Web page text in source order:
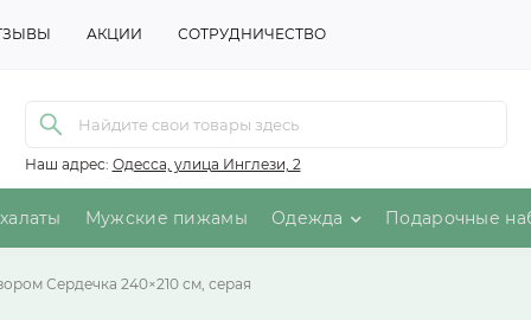
АКЦИИ СОТРУДНИЧЕСТВО
Наш адрес: Одесса, улица Инглези, 2
Мужские пижамы Одежда Подарочные
Сердечка 240×210 см, серая